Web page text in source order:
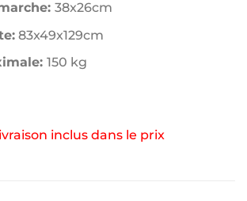
38x26cm
83x49x129cm
150 kg
inclus dans le prix